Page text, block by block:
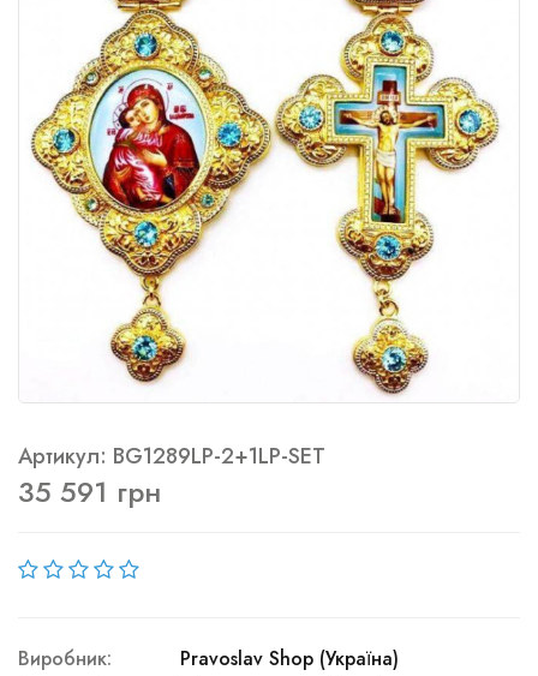
Артикул: BG1289LP-2+1LP-SET
35 591 грн
Виробник:
Pravoslav Shop (Україна)